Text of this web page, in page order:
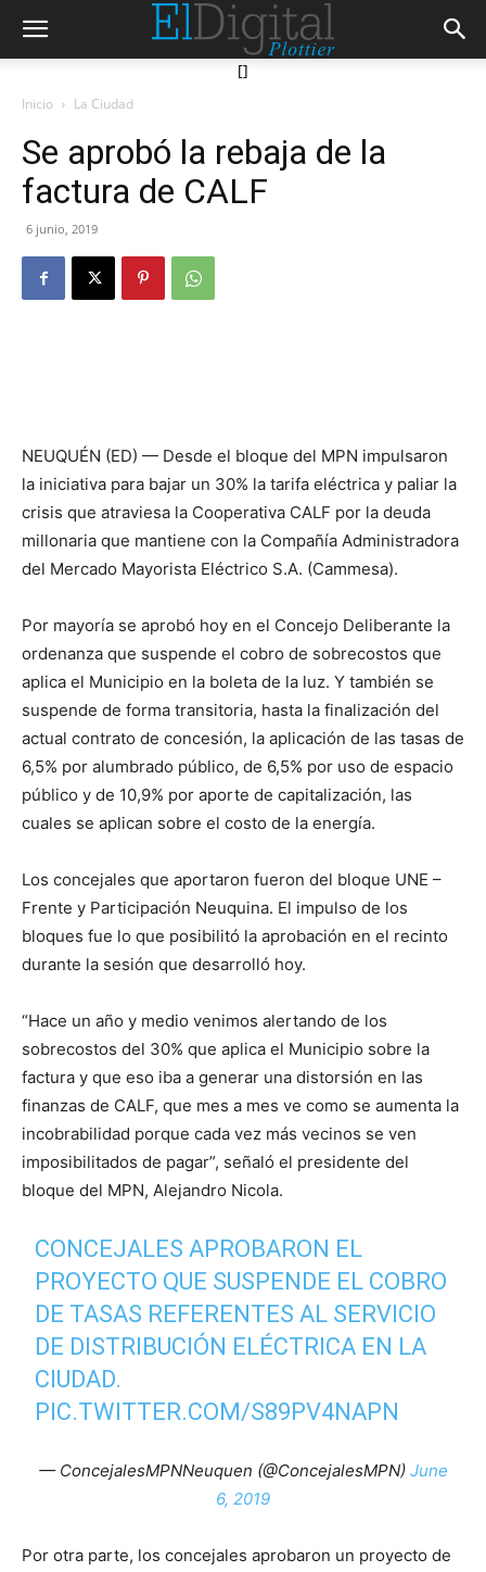
[]
Inicio La Ciudad
Se aprobó la rebaja de la
factura de CALF
6 junio, 2019
NEUQUÉN (ED) — Desde el bloque del MPN impulsaron
la iniciativa para bajar un 30% la tarifa eléctrica y paliar la
crisis que atraviesa la Cooperativa CALF por la deuda
millonaria que mantiene con la Compañía Administradora
del Mercado Mayorista Eléctrico S.A. (Cammesa).
Por mayoría se aprobó hoy en el Concejo Deliberante la
ordenanza que suspende el cobro de sobrecostos que
aplica el Municipio en la boleta de la luz. Y también se
suspende de forma transitoria, hasta la finalización del
actual contrato de concesión, la aplicación de las tasas de
6,5% por alumbrado público, de 6,5% por uso de espacio
público y de 10,9% por aporte de capitalización, las
cuales se aplican sobre el costo de la energía.
Los concejales que aportaron fueron del bloque UNE –
Frente y Participación Neuquina. El impulso de los
bloques fue lo que posibilitó la aprobación en el recinto
durante la sesión que desarrolló hoy.
“Hace un año y medio venimos alertando de los
sobrecostos del 30% que aplica el Municipio sobre la
factura y que eso iba a generar una distorsión en las
finanzas de CALF, que mes a mes ve como se aumenta la
incobrabilidad porque cada vez más vecinos se ven
imposibilitados de pagar”, señaló el presidente del
bloque del MPN, Alejandro Nicola.
CONCEJALES APROBARON EL
PROYECTO QUE SUSPENDE EL COBRO
DE TASAS REFERENTES AL SERVICIO
DE DISTRIBUCIÓN ELÉCTRICA EN LA
CIUDAD.
PIC.TWITTER.COM/S89PV4NAPN
— ConcejalesMPNNeuquen (@ConcejalesMPN) June
6, 2019
Por otra parte, los concejales aprobaron un proyecto de